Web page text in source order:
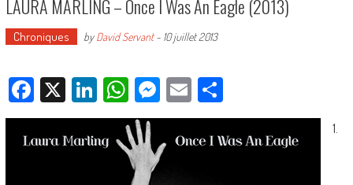
LAURA MARLING – Once I Was An Eagle (2013)
Chroniques byDavid Servant- 10 juillet 2013
Facebook
X LinkedIn
WhatsApp
Messenger
EmailPartager
1.